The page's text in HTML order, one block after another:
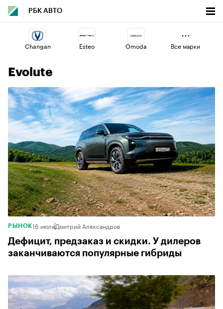
РБК АВТО
Changan Esteo Omoda
Volga Voyah Geely
Все марки
Evolute
РЫНОК16 июляДмитрий Александров
Дефицит, предзаказ и скидки. У дилеров
заканчиваются популярные гибриды